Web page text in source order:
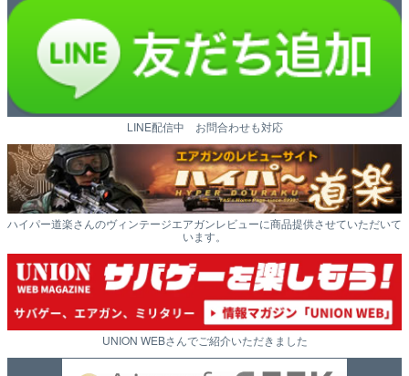
LINE配信中 お問合わせも対応
ハイパー道楽さんのヴィンテージエアガンレビューに商品提供させていただいて
います。
UNION WEBさんでご紹介いただきました